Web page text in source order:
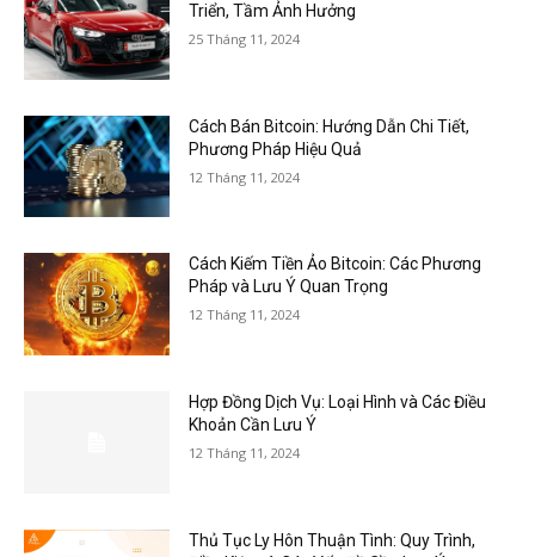
Triển, Tầm Ảnh Hưởng
25 Tháng 11, 2024
Cách Bán Bitcoin: Hướng Dẫn Chi Tiết,
Phương Pháp Hiệu Quả
12 Tháng 11, 2024
Cách Kiếm Tiền Ảo Bitcoin: Các Phương
Pháp và Lưu Ý Quan Trọng
12 Tháng 11, 2024
Hợp Đồng Dịch Vụ: Loại Hình và Các Điều
Khoản Cần Lưu Ý
12 Tháng 11, 2024
Thủ Tục Ly Hôn Thuận Tình: Quy Trình,